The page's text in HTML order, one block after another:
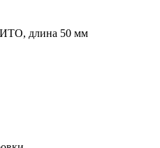
длина 50 мм